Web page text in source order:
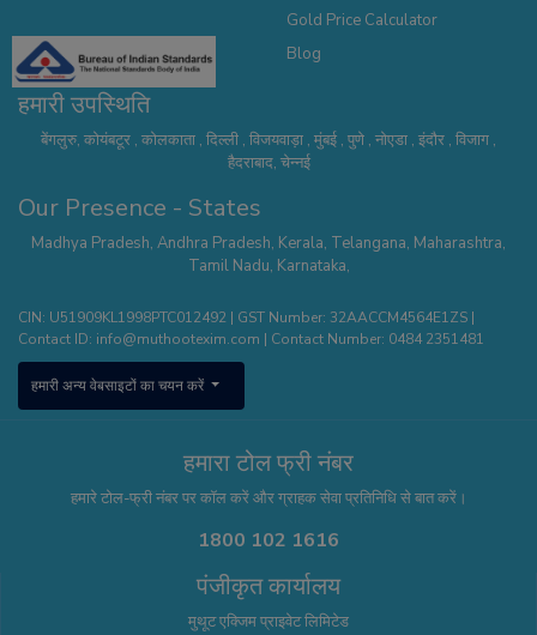
Gold Price Calculator
Blog
हमारी उपस्थिति
बेंगलुरु, कोयंबटूर , कोलकाता , दिल्ली , विजयवाड़ा , मुंबई , पुणे , नोएडा , इंदौर , विजाग ,
हैदराबाद, चेन्नई
Our Presence - States
Madhya Pradesh, Andhra Pradesh, Kerala, Telangana, Maharashtra,
Tamil Nadu, Karnataka,
CIN: U51909KL1998PTC012492 | GST Number: 32AACCM4564E1ZS |
Contact ID: info@muthootexim.com | Contact Number: 0484 2351481
हमारी अन्य वेबसाइटों का चयन करें
हमारा टोल फ्री नंबर
हमारे टोल-फ्री नंबर पर कॉल करें और ग्राहक सेवा प्रतिनिधि से बात करें।
1800 102 1616
पंजीकृत कार्यालय
मुथूट एक्जिम प्राइवेट लिमिटेड